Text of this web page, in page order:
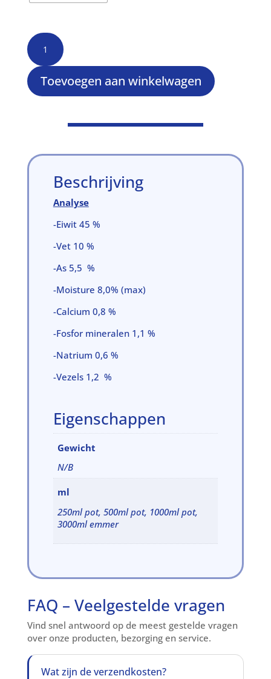
Cichlide
granulaat
mix
aantalToevoegen aan winkelwagen
Beschrijving
Analyse
-Eiwit 45 %
-Vet 10 %
-As 5,5 %
-Moisture 8,0% (max)
-Calcium 0,8 %
-Fosfor mineralen 1,1 %
-Natrium 0,6 %
-Vezels 1,2 %
Eigenschappen
Gewicht
N/B
ml
250ml pot, 500ml pot, 1000ml pot,
3000ml emmer
FAQ – Veelgestelde vragen
Vind snel antwoord op de meest gestelde vragen
over onze producten, bezorging en service.
Wat zijn de verzendkosten?